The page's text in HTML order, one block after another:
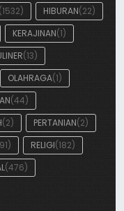
HIBURAN(22)
KERAJINAN(1)
(13)
OLAHRAGA(1)
(44)
(2) PERTANIAN(2)
RELIGI(182)
(476)